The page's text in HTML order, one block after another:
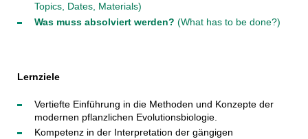
Topics, Dates, Materials)
Was muss absolviert werden? (What has to be done?)
Lernziele
Vertiefte Einführung in die Methoden und Konzepte der
modernen pflanzlichen Evolutionsbiologie.
Kompetenz in der Interpretation der gängigen